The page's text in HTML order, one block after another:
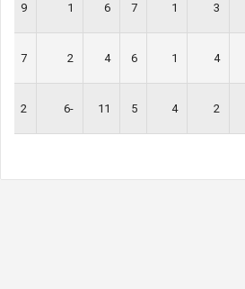
3
1
7
6
1
9
4
1
6
4
2
7
2
4
5
11
-6
2